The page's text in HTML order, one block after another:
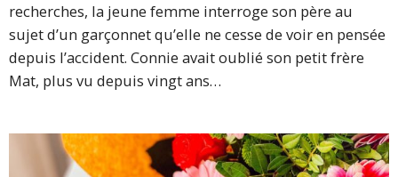
recherches, la jeune femme interroge son père au
sujet d’un garçonnet qu’elle ne cesse de voir en pensée
depuis l’accident. Connie avait oublié son petit frère
Mat, plus vu depuis vingt ans…